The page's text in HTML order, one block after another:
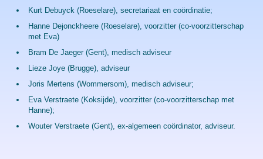
Kurt Debuyck(Roeselare), secretariaat en coördinatie;
Hanne Dejonckheere(Roeselare), voorzitter (co-voorzitterschap
met Eva)
Bram De Jaeger(Gent), medisch adviseur
Lieze Joye(Brugge), adviseur
Joris Mertens (Wommersom), medisch adviseur;
Eva Verstraete(Koksijde), voorzitter (co-voorzitterschap met
Hanne);
Wouter Verstraete(Gent), ex-algemeen coördinator, adviseur.